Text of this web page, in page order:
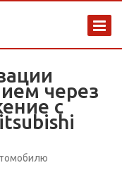
через
с